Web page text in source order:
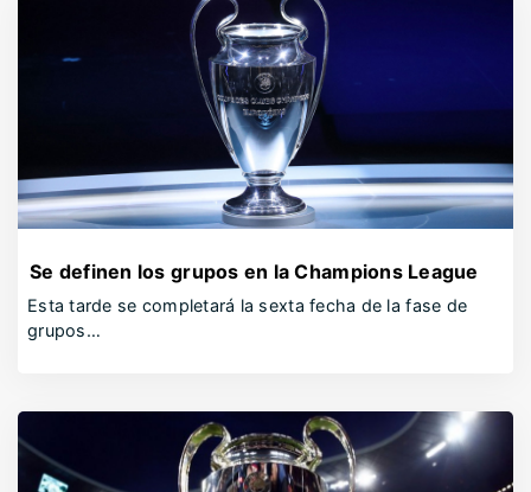
Se definen los grupos en la Champions League
Esta tarde se completará la sexta fecha de la fase de
grupos…